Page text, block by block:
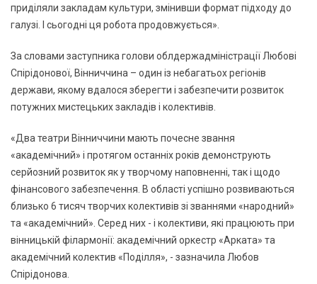
приділяли закладам культури, змінивши формат підходу до
галузі. І сьогодні ця робота продовжується».
За словами заступника голови облдержадміністрації Любові
Спірідонової, Вінниччина – один із небагатьох регіонів
держави, якому вдалося зберегти і забезпечити розвиток
потужних мистецьких закладів і колективів.
«Два театри Вінниччини мають почесне звання
«академічний» і протягом останніх років демонструють
серйозний розвиток як у творчому наповненні, так і щодо
фінансового забезпечення. В області успішно розвиваються
близько 6 тисяч творчих колективів зі званнями «народний»
та «академічний». Серед них - і колективи, які працюють при
вінницькій філармонії: академічний оркестр «Арката» та
академічний колектив «Поділля», - зазначила Любов
Спірідонова.